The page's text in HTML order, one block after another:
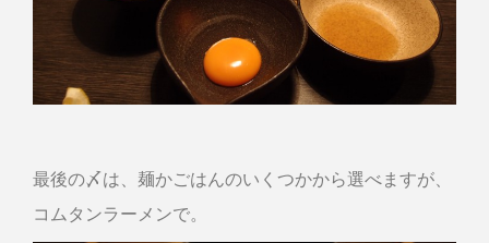
最後の〆は、麺かごはんのいくつかから選べますが、
コムタンラーメンで。